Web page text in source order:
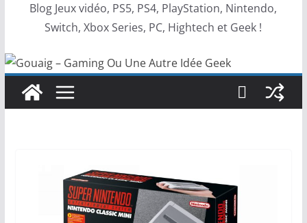
Blog Jeux vidéo, PS5, PS4, PlayStation, Nintendo,
Switch, Xbox Series, PC, Hightech et Geek !